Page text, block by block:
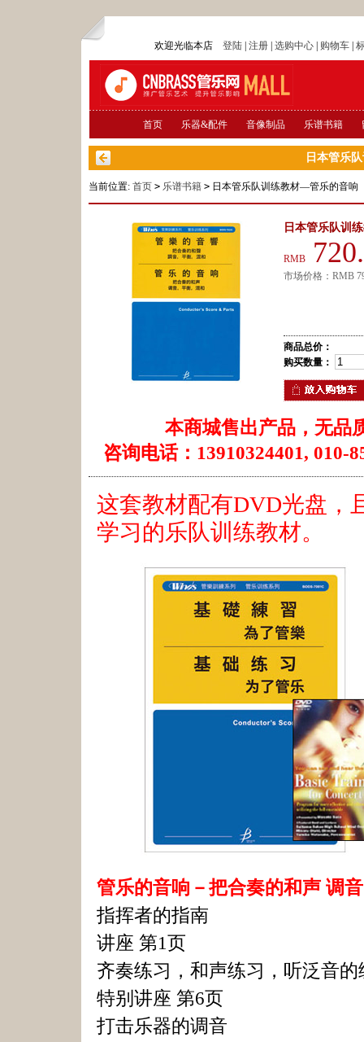
欢迎光临本店 登陆| 注册| 选购中心| 购物车|
首页 乐器&配件 音像制品 乐谱书籍
日本管乐
当前位置: 首页 > 乐谱书籍 > 日本管乐队训练教材—管乐的音响
日本管乐队训
RMB
市场价格： RMB
商品总价：
购买数量：
本商城售出产品，无品
咨询电话：13910324401, 010-
这套教材配有DVD光盘，
学习的乐队训练教材。
管乐的音响－把合奏的和声 调
指挥者的指南
讲座 第1页
齐奏练习，和声练习，听泛音
特别讲座 第6页
打击乐器的调音